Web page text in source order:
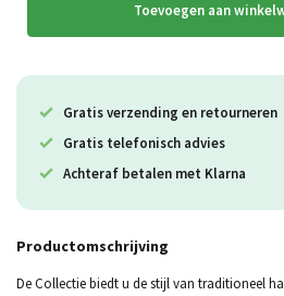
Toevoegen aan
Gratis verzending en retourneren
Gratis telefonisch advies
Achteraf betalen met Klarna
Productomschrijving
De Collectie biedt u de stijl van traditioneel